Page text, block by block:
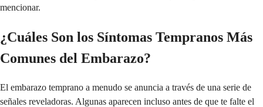
mencionar.
¿Cuáles Son los Síntomas Tempranos Más
Comunes del Embarazo?
El embarazo temprano a menudo se anuncia a través de una serie de
señales reveladoras. Algunas aparecen incluso antes de que te falte el